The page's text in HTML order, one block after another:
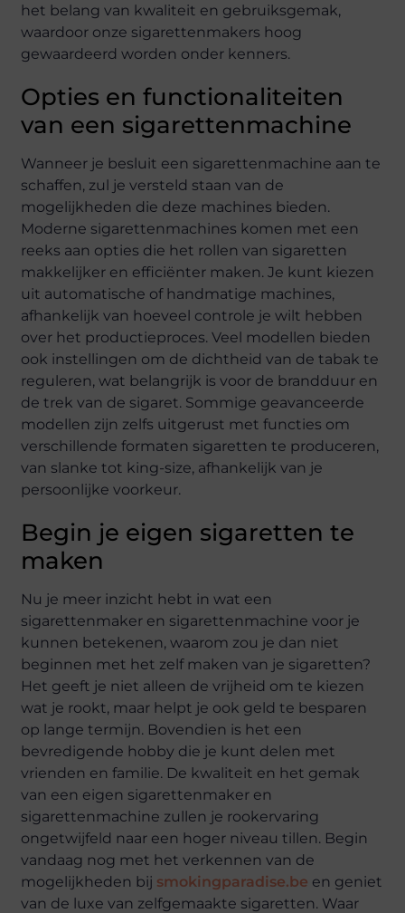
het belang van kwaliteit en gebruiksgemak,
waardoor onze sigarettenmakers hoog
gewaardeerd worden onder kenners.
Opties en functionaliteiten
van een sigarettenmachine
Wanneer je besluit een sigarettenmachine aan te
schaffen, zul je versteld staan van de
mogelijkheden die deze machines bieden.
Moderne sigarettenmachines komen met een
reeks aan opties die het rollen van sigaretten
makkelijker en efficiënter maken. Je kunt kiezen
uit automatische of handmatige machines,
afhankelijk van hoeveel controle je wilt hebben
over het productieproces. Veel modellen bieden
ook instellingen om de dichtheid van de tabak te
reguleren, wat belangrijk is voor de brandduur en
de trek van de sigaret. Sommige geavanceerde
modellen zijn zelfs uitgerust met functies om
verschillende formaten sigaretten te produceren,
van slanke tot king-size, afhankelijk van je
persoonlijke voorkeur.
Begin je eigen sigaretten te
maken
Nu je meer inzicht hebt in wat een
sigarettenmaker en sigarettenmachine voor je
kunnen betekenen, waarom zou je dan niet
beginnen met het zelf maken van je sigaretten?
Het geeft je niet alleen de vrijheid om te kiezen
wat je rookt, maar helpt je ook geld te besparen
op lange termijn. Bovendien is het een
bevredigende hobby die je kunt delen met
vrienden en familie. De kwaliteit en het gemak
van een eigen sigarettenmaker en
sigarettenmachine zullen je rookervaring
ongetwijfeld naar een hoger niveau tillen. Begin
vandaag nog met het verkennen van de
mogelijkheden bij smokingparadise.be en geniet
van de luxe van zelfgemaakte sigaretten. Waar